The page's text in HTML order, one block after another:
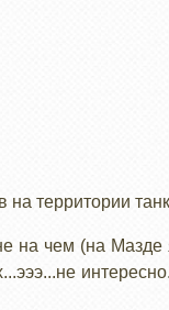
территории
на чем (на